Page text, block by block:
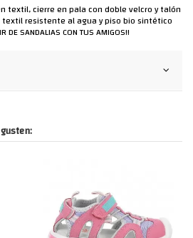
en textil, cierre en pala con doble velcro y talón
resistente al agua y piso bio sintético
SANDALIAS CON TUS AMIGOS!!